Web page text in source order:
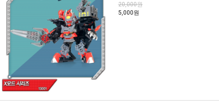
20,000원
5,000원